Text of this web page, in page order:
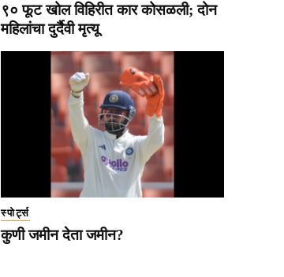
९० फूट खोल विहिरीत कार कोसळली; दोन
महिलांचा दुर्दैवी मृत्यू
स्पोर्ट्स
कुणी जमीन देता जमीन?